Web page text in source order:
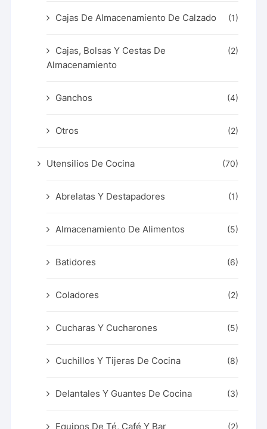
Cajas De Almacenamiento De Calzado (1)
Cajas, Bolsas Y Cestas De
Almacenamiento
(2)
Ganchos (4)
Otros (2)
Utensilios De Cocina (70)
Abrelatas Y Destapadores (1)
Almacenamiento De Alimentos (5)
Batidores (6)
Coladores (2)
Cucharas Y Cucharones (5)
Cuchillos Y Tijeras De Cocina (8)
Delantales Y Guantes De Cocina (3)
Equipos De Té, Café Y Bar (2)